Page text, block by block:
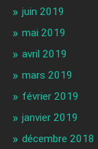
juin 2019
mai 2019
avril 2019
mars 2019
février 2019
janvier 2019
décembre 2018